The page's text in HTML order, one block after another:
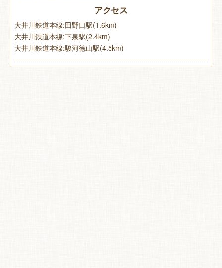
アクセス
大井川鉄道本線:田野口駅(1.6km)
大井川鉄道本線:下泉駅(2.4km)
大井川鉄道本線:駿河徳山駅(4.5km)